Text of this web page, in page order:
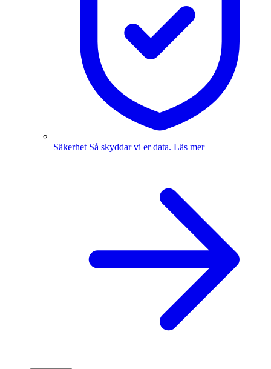
Säkerhet Så skyddar vi er data. Läs mer